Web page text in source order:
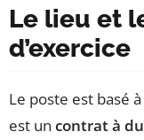
Le lieu et
d’exercice
Le poste est basé à
est un contrat à